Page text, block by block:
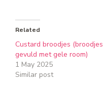
Related
Custard broodjes (broodjes
gevuld met gele room)
1 May 2025
Similar post